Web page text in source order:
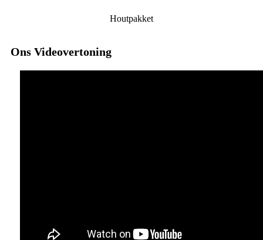
Houtpakket
Ons Videovertoning